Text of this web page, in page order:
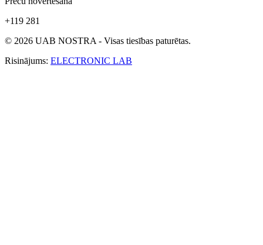
+119 281
© 2026 UAB NOSTRA - Visas tiesības paturētas.
Risinājums: ELECTRONIC LAB